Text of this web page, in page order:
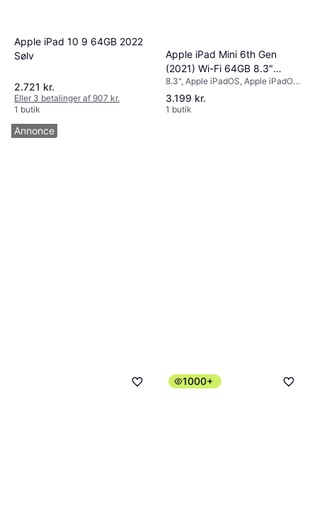
Apple iPad 10 9 64GB 2022
Sølv
2.721 kr.
Eller 3 betalinger af 907 kr.
1 butik
Apple iPad Mini 6th Gen
(2021) Wi-Fi 64GB 8.3"
Starlight
8.3", Apple iPadOS, Apple iPadOS
15
3.199 kr.
1 butik
1000+
Annonce